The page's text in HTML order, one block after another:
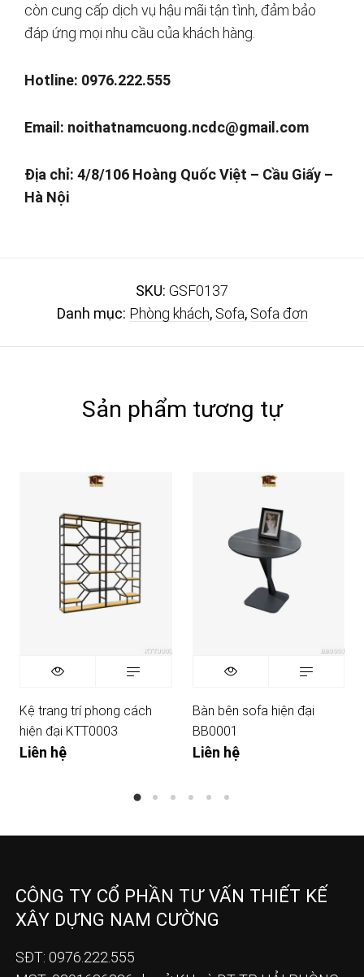
còn cung cấp dịch vụ hậu mãi tận tình, đảm bảo
đáp ứng mọi nhu cầu của khách hàng.
Hotline: 0976.222.555
Email: noithatnamcuong.ncdc@gmail.com
Địa chỉ: 4/8/106 Hoàng Quốc Việt – Cầu Giấy –
Hà Nội
SKU: GSF0137
Danh mục: Phòng khách, Sofa, Sofa đơn
Sản phẩm tương tự
Kệ trang trí phong cách
hiện đại KTT0003
Liên hệ
Bàn bên sofa hiện đại
BB0001
Liên hệ
CÔNG TY CỔ PHẦN TƯ VẤN THIẾT KẾ
XÂY DỰNG NAM CƯỜNG
SĐT: 0976.222.555